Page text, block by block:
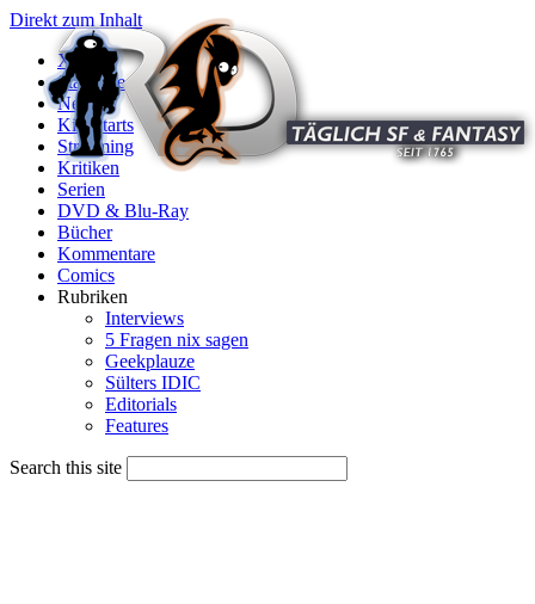
Direkt zum Inhalt
X
Startseite
News
Kinostarts
Streaming
Kritiken
Serien
DVD & Blu-Ray
Bücher
Kommentare
Comics
Rubriken
Interviews
5 Fragen nix sagen
Geekplauze
Sülters IDIC
Editorials
Features
Search this site